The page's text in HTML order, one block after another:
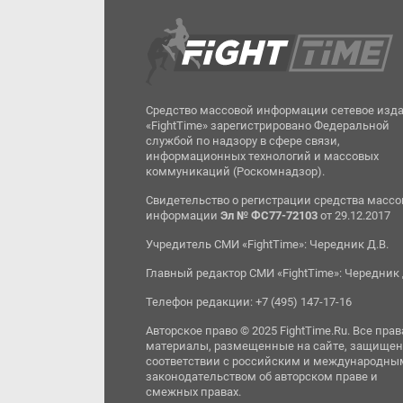
Средство массовой информации сетевое
«FightTime» зарегистрировано Федеральной
службой по надзору в сфере связи,
информационных технологий и массовых
коммуникаций (Роскомнадзор).
Свидетельство о регистрации средства
информацииЭл № ФС77-72103 от 29.12.2017
Учредитель СМИ «FightTime»: Чередник Д.В.
Главный редактор СМИ «FightTime»: Чередник
Телефон редакции: +7 (495) 147-17-16
Авторское право © 2025 FightTime.Ru. Все
материалы, размещенные на сайте,
соответствии с российским и
законодательством об авторском праве и
смежных правах.